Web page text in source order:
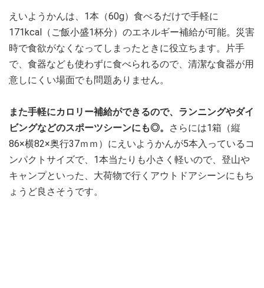
えいようかんは、1本（60g）食べるだけで手軽に
171kcal（ご飯小盛1杯分）のエネルギー補給が可能。災害
時で食欲がなくなってしまったときに役立ちます。片手
で、食器なども使わずに食べられるので、清潔な食器が用
意しにくい場面でも問題ありません。
また手軽にカロリー補給ができるので、ランニングやダイ
ビングなどのスポーツシーンにも◎。
さらには1箱（縦
86×横82×奥行37ｍｍ）にえいようかんが5本入っているコ
ンパクトサイズで、1本当たりも小さく軽いので、登山や
キャンプといった、大荷物で行くアウトドアシーンにもち
ょうど良さそうです。